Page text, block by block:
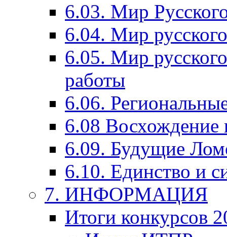
6.03. Мир
6.04. Мир
6.05. Мир
работы
6.06.
6.08 Восхождение
6.09. Будущие
6.10. Единство и
7. ИНФОРМАЦИЯ
Итоги конкурсов